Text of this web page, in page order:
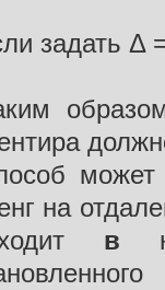
задать Δ
на
в